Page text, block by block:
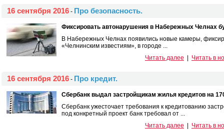
16 сентября 2016 - Про безопасность.
Фиксировать автонарушения в Набережных Челнах
В Набережных Челнах появились новые камеры,
«Челнинским известиям», в городе ...
Читать далее
Читать в
16 сентября 2016 - Про кредит.
Сбербанк выдал застройщикам жилья кредитов на
Сбербанк ужесточает требования к кредитованию
под конкретный проект банк требовал от ...
Читать далее
Читать в